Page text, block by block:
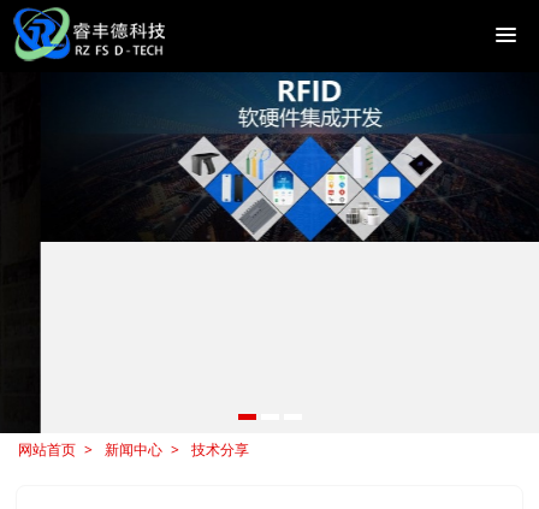
网站首页 新闻中心 技术分享